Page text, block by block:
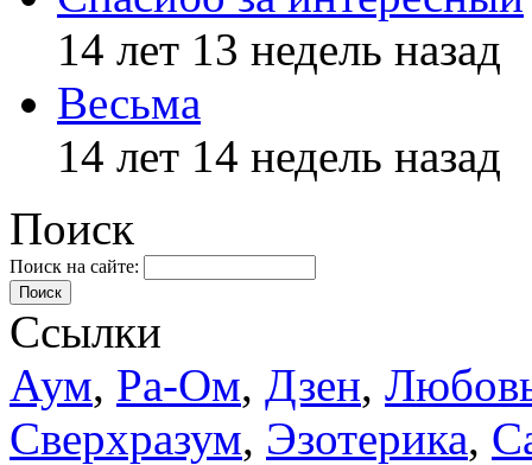
14 лет 13 недель назад
Весьма
14 лет 14 недель назад
Поиск
Поиск на сайте:
Поиск
Ссылки
Аум, Ра-Ом, Дзен,
Сверхразум, Эзотерика,